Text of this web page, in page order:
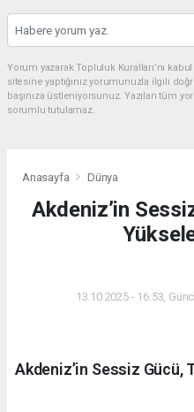
Yorum yazarak Topluluk Kuralları’nı
sitesine yaptığınız yorumunuzla ilgili
başınıza üstleniyorsunuz. Yazılan tüm
sorumlu tutulamaz.
Anasayfa Dünya
Akdeniz’in
13.10.2025 - 16:53,
Akdeniz’in Sessiz Gücü,